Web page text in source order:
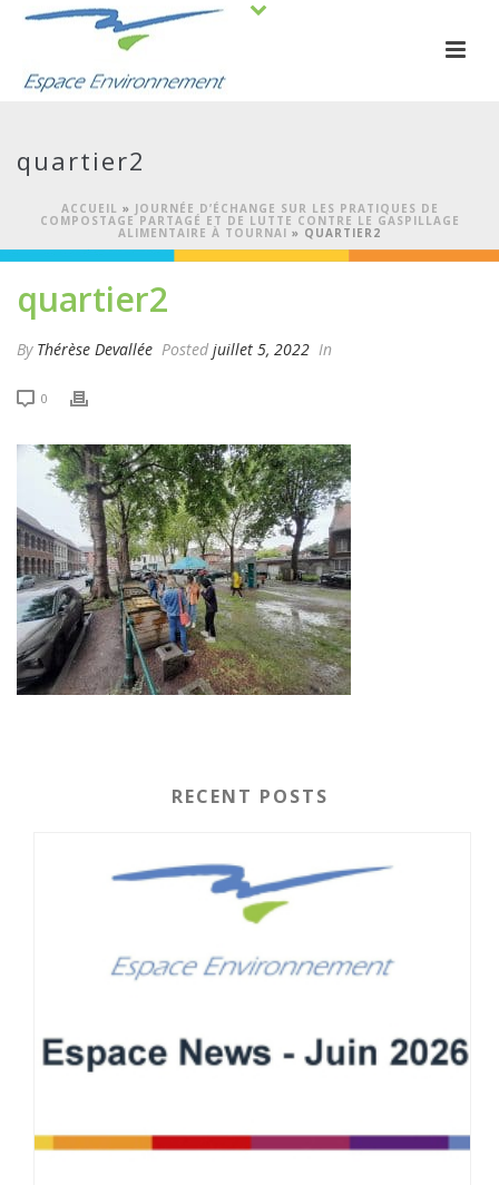
quartier2
ACCUEIL » JOURNÉE D’ÉCHANGE SUR LES PRATIQUES DE
COMPOSTAGE PARTAGÉ ET DE LUTTE CONTRE LE GASPILLAGE
ALIMENTAIRE À TOURNAI » QUARTIER2
quartier2
By Thérèse Devallée Posted juillet 5, 2022 In
0
RECENT POSTS